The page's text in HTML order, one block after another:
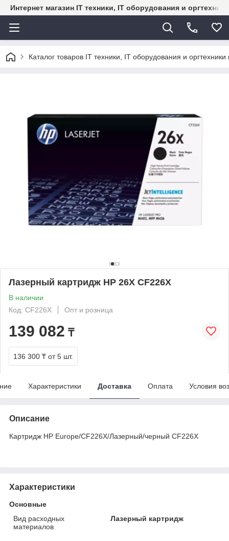
Интернет магазин IT техники, IT оборудования и
Каталог товаров IT техники, IT оборудования и
Лазерный картридж HP 26X CF226X
В наличии
Код: CF226X
Опт и розница
139 082 ₸
136 300 ₸ от 5 шт.
Характеристики Доставка Оплата Условия
Описание
Картридж HP Europe/CF226X/Лазерный/черный CF226X
Характеристики
Основные
Вид расходных
материалов
Лазерный картридж